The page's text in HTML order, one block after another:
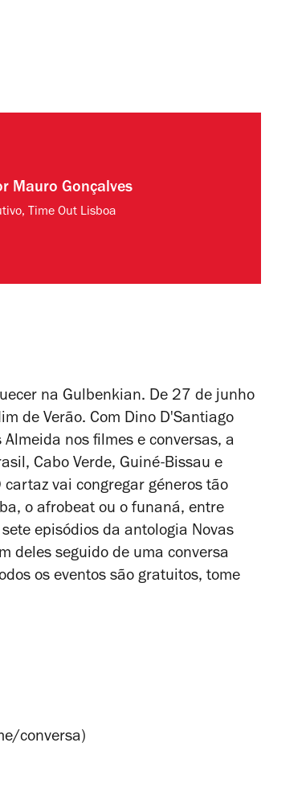
Mauro Gonçalves
Time Out Lisboa
na Gulbenkian. De 27 de junho
de Verão. Com Dino D'Santiago
nos filmes e conversas, a
Cabo Verde, Guiné-Bissau e
vai congregar géneros tão
o afrobeat ou o funaná, entre
episódios da antologia Novas
deles seguido de uma conversa
os eventos são gratuitos, tome
conversa)